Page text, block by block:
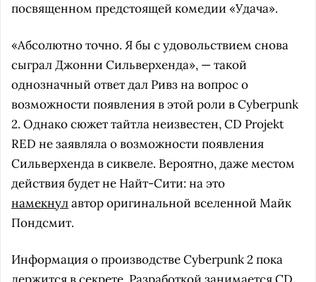
посвященном предстоящей комедии «Удача».
«Абсолютно точно. Я бы с удовольствием снова
сыграл Джонни Сильверхенда», — такой
однозначный ответ дал Ривз на вопрос о
возможности появления в этой роли в Cyberpunk
2. Однако сюжет тайтла неизвестен, CD Projekt
RED не заявляла о возможности появления
Сильверхенда в сиквеле. Вероятно, даже местом
действия будет не Найт-Сити: на это
намекнулавтор оригинальной вселенной Майк
Пондсмит.
Информация о производстве Cyberpunk 2 пока